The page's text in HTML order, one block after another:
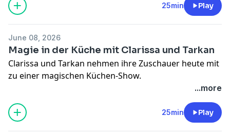
25min Play
June 08, 2026
Magie in der Küche mit Clarissa und Tarkan
Clarissa und Tarkan nehmen ihre Zuschauer heute mit
zu einer magischen Küchen-Show.
...more
25min Play